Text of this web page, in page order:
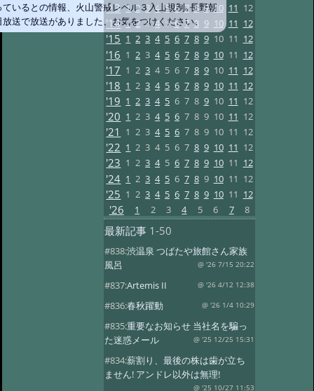
ているとの情報、火山警戒レベル３入山規制｡長野朝
放送で放送がありました、お気をつけください｡
'13 1 2 3 4 5 6 7 8 9 10 11 12
'14 1 2 3 4 5 6 7 8 9 10 11 12
'15 1 2 3 4 5 6 7 8 9 10 11 12
'16 1 2 3 4 5 6 7 8 9 10 11 12
'17 1 2 3 4 5 6 7 8 9 10 11 12
'18 1 2 3 4 5 6 7 8 9 10 11 12
'19 1 2 3 4 5 6 7 8 9 10 11 12
'20 1 2 3 4 5 6 7 8 9 10 11 12
'21 1 2 3 4 5 6 7 8 9 10 11 12
'22 1 2 3 4 5 6 7 8 9 10 11 12
'23 1 2 3 4 5 6 7 8 9 10 11 12
'24 1 2 3 4 5 6 7 8 9 10 11 12
'25 1 2 3 4 5 6 7 8 9 10 11 12
'26 1 2 3 4 5 6 7 8
最新記事 1-50
#838:渋温泉 つばたや旅館さん家族
風呂
@ '26 7/15 20:22
#837:Artemis II @ '26 4/12 12:38
#836:春秋躍動 @ '26 1/4 10:29
#835:重要なお知らせ 当社名を騙っ
た迷惑メール
@ '25 12/25 15:31
#834:薪割り、最後の株は歯が立ち
ません! アンドレ以外は無理!
@ '25 10/27 11:53